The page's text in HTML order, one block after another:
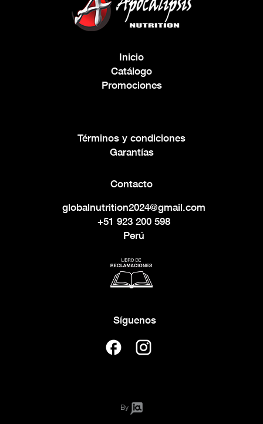
Inicio
Catálogo
Promociones
Términos y condiciones
Garantías
Contacto
globalnutrition2024@gmail.com
+51 923 200 598
Perú
Síguenos
By